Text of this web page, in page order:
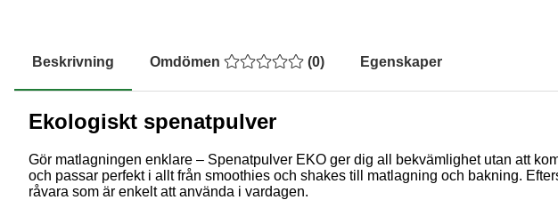
Beskrivning Omdömen (0) Egenskaper
Ekologiskt spenatpulver
Gör matlagningen enklare – Spenatpulver EKO ger dig all bekvämlighet utan att
och passar perfekt i allt från smoothies och shakes till matlagning och bakning.
råvara som är enkelt att använda i vardagen.